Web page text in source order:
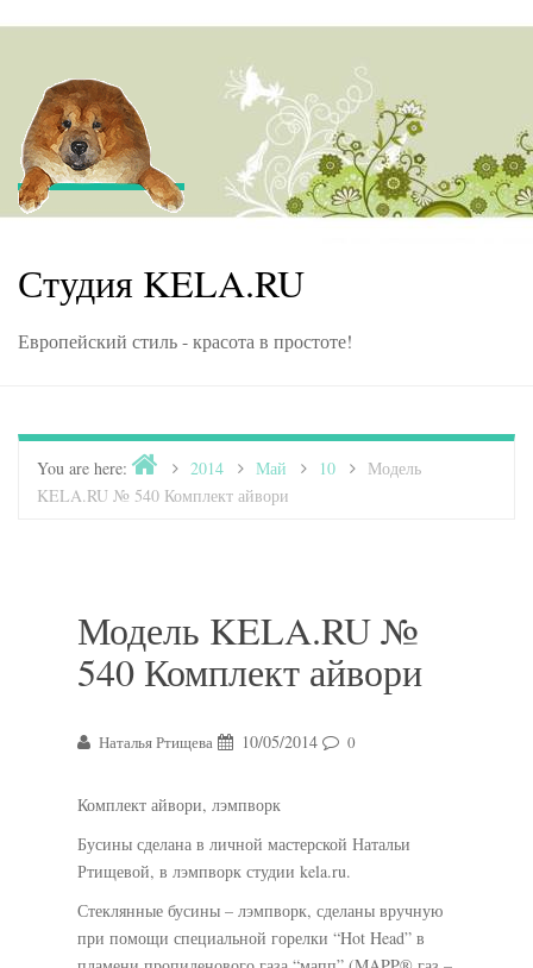
Студия KELA.RU
Европейский стиль - красота в простоте!
You are here: Home2014 Май 10
Модель
KELA.RU № 540 Комплект айвори
Модель KELA.RU №
540 Комплект айвори
Наталья Ртищева 10/05/2014 0
Комплект айвори, лэмпворк
Бусины сделана в личной мастерской Натальи
Ртищевой, в лэмпворк студии kela.ru.
Стеклянные бусины – лэмпворк, сделаны вручную
при помощи специальной горелки “Hot Head” в